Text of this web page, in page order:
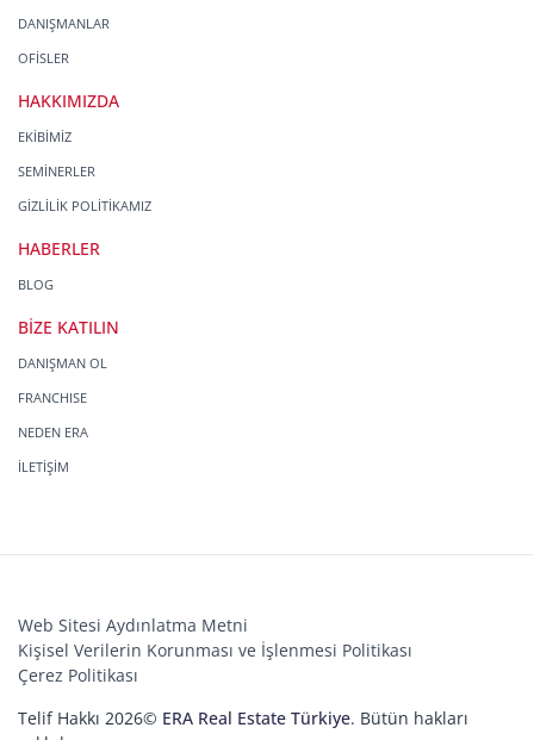
DANIŞMANLAR
OFİSLER
HAKKIMIZDA
EKİBİMİZ
SEMİNERLER
GİZLİLİK POLİTİKAMIZ
HABERLER
BLOG
BİZE KATILIN
DANIŞMAN OL
FRANCHISE
NEDEN ERA
İLETİŞİM
Web Sitesi Aydınlatma Metni
Kişisel Verilerin Korunması ve İşlenmesi Politikası
Çerez Politikası
Telif Hakkı 2026© ERA Real Estate Türkiye. Bütün hakları